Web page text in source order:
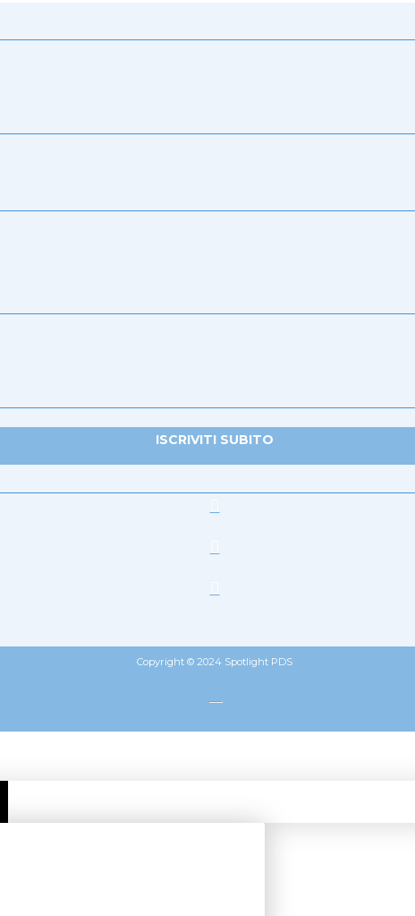
ISCRIVITI SUBITO
Copyright © 2024 Spotlight PDS